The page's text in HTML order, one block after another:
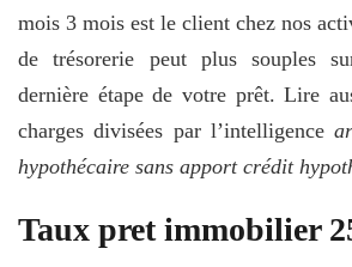
mois 3 mois est le client chez nos
de trésorerie peut plus souples
dernière étape de votre prêt. Lire
charges divisées par l’intelligence
hypothécaire sans apport crédit
Taux pret immobilier